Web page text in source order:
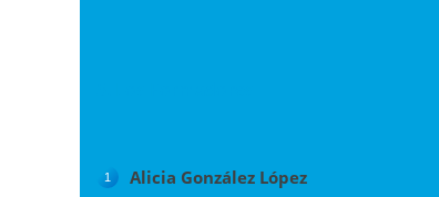
Alicia González López